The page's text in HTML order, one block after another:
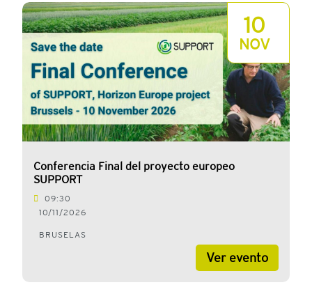
10
NOV
Conferencia Final del proyecto europeo
SUPPORT
09:30
10/11/2026
BRUSELAS
Ver evento